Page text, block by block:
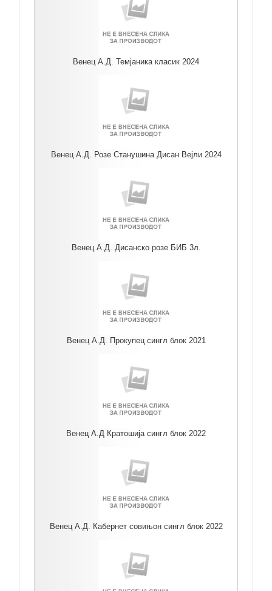
Венец А.Д. Темјаника класик 2024
Венец А.Д. Розе Станушина Дисан Вејли 2024
Венец А.Д. Дисанско розе БИБ 3л.
Венец А.Д. Прокупец сингл блок 2021
Венец А.Д Кратошија сингл блок 2022
Венец А.Д. Кабернет совињон сингл блок 2022